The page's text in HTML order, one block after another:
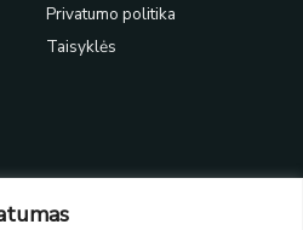
Privatumo politika
Taisyklės